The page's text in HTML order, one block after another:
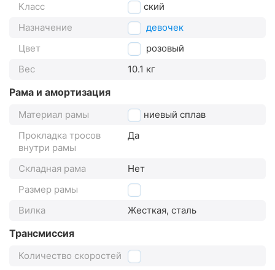
Класс
детский
Назначение
для девочек
Цвет
розовый
Вес
10.1 кг
Рама и амортизация
Материал рамы
магниевый сплав
Прокладка тросов
внутри рамы
Да
Складная рама
Нет
Размер рамы
9"
Вилка
Жесткая, сталь
Трансмиссия
Количество скоростей 1